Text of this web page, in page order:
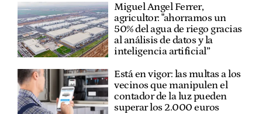
Miguel Angel Ferrer,
agricultor: "ahorramos un
50% del agua de riego gracias
al análisis de datos y la
inteligencia artificial”
Está en vigor: las multas a los
vecinos que manipulen el
contador de la luz pueden
superar los 2.000 euros